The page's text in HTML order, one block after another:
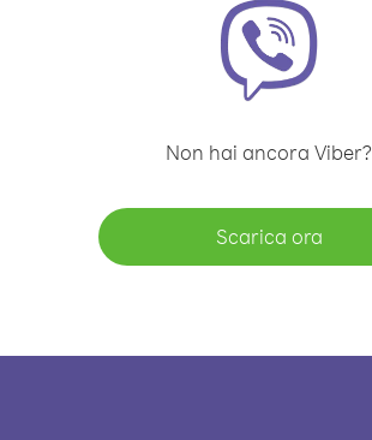
Non hai ancora Viber?
Scarica ora